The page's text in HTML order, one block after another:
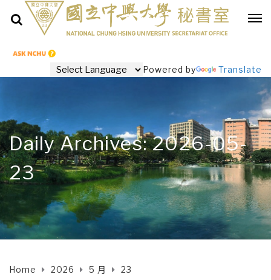
Powered by Translate
Daily Archives: 2026-05-
23
Home 2026 5 月 23